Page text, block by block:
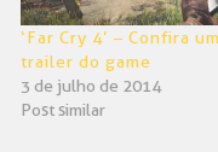
‘Far Cry 4’ – Confira
trailer do game
3 de julho de 2014
Post similar